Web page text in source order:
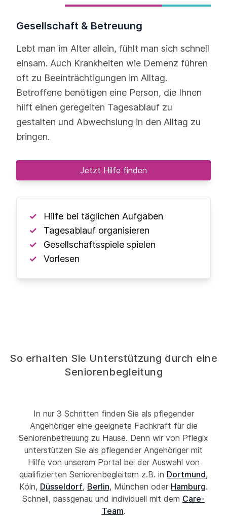
Gesellschaft & Betreuung
Lebt man im Alter allein, fühlt man sich schnell
einsam. Auch Krankheiten wie Demenz führen
oft zu Beeinträchtigungen im Alltag.
Betroffene benötigen eine Person, die Ihnen
hilft einen geregelten Tagesablauf zu
gestalten und Abwechslung in den Alltag zu
bringen.
Jetzt Hilfe finden
Hilfe bei täglichen Aufgaben
Tagesablauf organisieren
Gesellschaftsspiele spielen
Vorlesen
So erhalten Sie Unterstützung durch eine
Seniorenbegleitung
In nur 3 Schritten finden Sie als pflegender
Angehöriger eine geeignete Fachkraft für die
Seniorenbetreuung zu Hause. Denn wir von Pflegix
unterstützen Sie als pflegender Angehöriger mit
Hilfe von unserem Portal bei der Auswahl von
qualifizierten Seniorenbegleitern z.B. in Dortmund,
Köln, Düsseldorf, Berlin, München oder Hamburg.
Schnell, passgenau und individuell mit dem Care-
Team.